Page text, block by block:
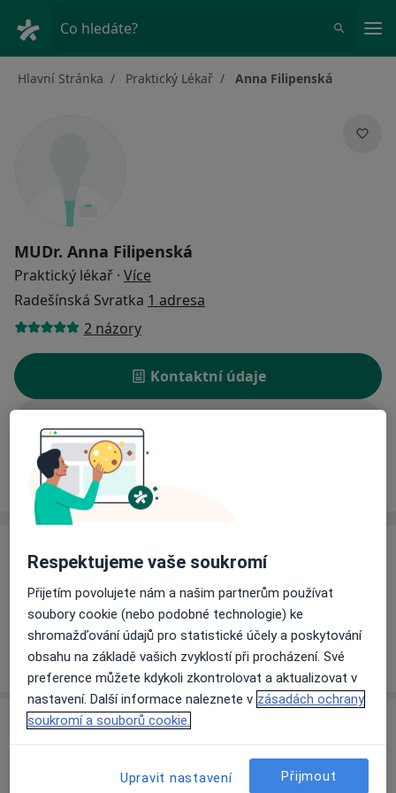
Co hledáte?
Hlavní Stránka Praktický Lékař Anna Filipenská
MUDr. Anna Filipenská
Praktický lékař · Více
Radešínská Svratka 1 adresa
2 názory
Kontaktní údaje
Ceník Adresy
Ceník
Informace o službách a cenách nejsou k dispozici
Tento specialista ještě nepřidával žádné informace o
svých službách.
Adresa
Radešínská Svratka 59233
Respektujeme vaše soukromí
Přijetím povolujete nám a našim partnerům používat
soubory cookie (nebo podobné technologie) ke
shromažďování údajů pro statistické účely a poskytování
obsahu na základě vašich zvyklostí při procházení. Své
preference můžete kdykoli zkontrolovat a aktualizovat v
nastavení. Další informace naleznete v zásadách ochrany
soukromí a souborů cookie.
Upravit nastavení Přijmout